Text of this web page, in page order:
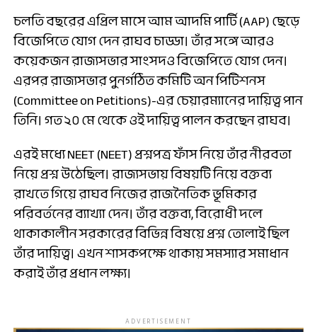
চলতি বছরের এপ্রিল মাসে আম আদমি পার্টি (AAP) ছেড়ে
বিজেপিতে যোগ দেন রাঘব চাড্ডা। তাঁর সঙ্গে আরও
কয়েকজন রাজ্যসভার সাংসদও বিজেপিতে যোগ দেন।
এরপর রাজ্যসভার পুনর্গঠিত কমিটি অন পিটিশনস
(Committee on Petitions)-এর চেয়ারম্যানের দায়িত্ব পান
তিনি। গত ২০ মে থেকে ওই দায়িত্ব পালন করছেন রাঘব।
এরই মধ্যে NEET (NEET) প্রশ্নপত্র ফাঁস নিয়ে তাঁর নীরবতা
নিয়ে প্রশ্ন উঠেছিল। রাজ্যসভায় বিষয়টি নিয়ে বক্তব্য
রাখতে গিয়ে রাঘব নিজের রাজনৈতিক ভূমিকার
পরিবর্তনের ব্যাখ্যা দেন। তাঁর বক্তব্য, বিরোধী দলে
থাকাকালীন সরকারের বিভিন্ন বিষয়ে প্রশ্ন তোলাই ছিল
তাঁর দায়িত্ব। এখন শাসকপক্ষে থাকায় সমস্যার সমাধান
করাই তাঁর প্রধান লক্ষ্য।
ADVERTISEMENT